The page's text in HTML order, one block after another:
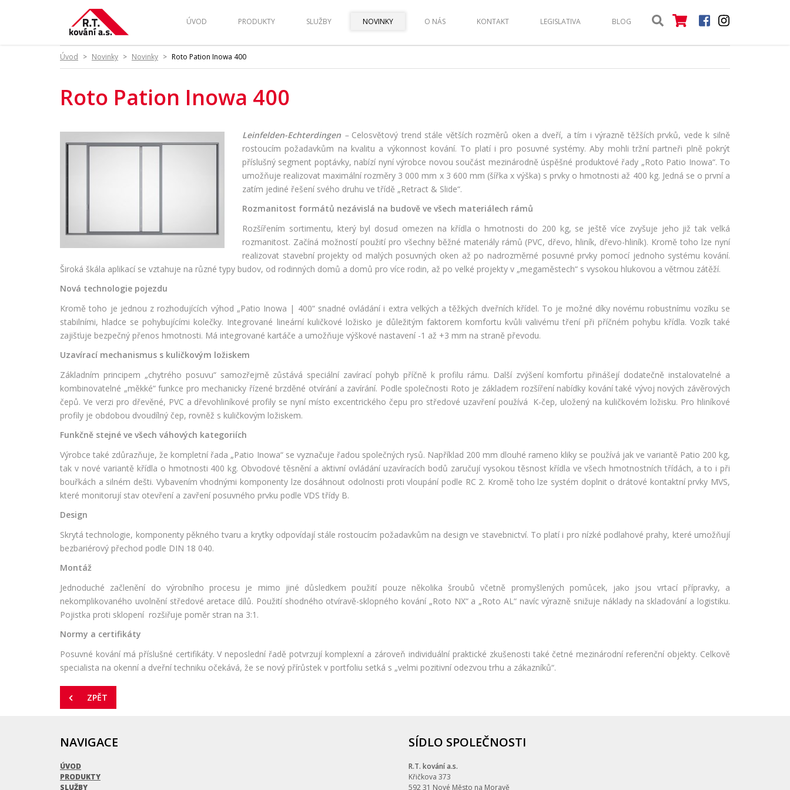
ÚVOD PRODUKTY SLUŽBY NOVINKY O NÁS KONTAKT LEGISLATIVA BLOG
Úvod > Novinky > Novinky > Roto Pation Inowa 400
Roto Pation Inowa 400
Leinfelden-Echterdingen –Celosvětový trend stále větších rozměrů oken a dveří, a tím i výrazně těžších prvků, vede k silně
rostoucím požadavkům na kvalitu a výkonnost kování. To platí i pro posuvné systémy. Aby mohli tržní partneři plně pokrýt
příslušný segment poptávky, nabízí nyní výrobce novou součást mezinárodně úspěšné produktové řady „Roto Patio Inowa“. To
umožňuje realizovat maximální rozměry 3 000 mm x 3 600 mm (šířka x výška) s prvky o hmotnosti až 400 kg. Jedná se o první a
zatím jediné řešení svého druhu ve třídě „Retract & Slide“.
Rozmanitost formátů nezávislá na budově ve všech materiálech rámů
Rozšířením sortimentu, který byl dosud omezen na křídla o hmotnosti do 200 kg, se ještě více zvyšuje jeho již tak velká
rozmanitost. Začíná možností použití pro všechny běžné materiály rámů (PVC, dřevo, hliník, dřevo-hliník). Kromě toho lze nyní
realizovat stavební projekty od malých posuvných oken až po nadrozměrné posuvné prvky pomocí jednoho systému kování.
Široká škála aplikací se vztahuje na různé typy budov, od rodinných domů a domů pro více rodin, až po velké projekty v „megaměstech“ s vysokou hlukovou a větrnou zátěží.
Nová technologie pojezdu
Kromě toho je jednou z rozhodujících výhod „Patio Inowa | 400“ snadné ovládání i extra velkých a těžkých dveřních křídel. To je možné díky novému robustnímu vozíku se
stabilními, hladce se pohybujícími kolečky. Integrované lineární kuličkové ložisko je důležitým faktorem komfortu kvůli valivému tření při příčném pohybu křídla. Vozík také
zajišťuje bezpečný přenos hmotnosti. Má integrované kartáče a umožňuje výškové nastavení -1 až +3 mm na straně převodu.
Uzavírací mechanismus s kuličkovým ložiskem
Základním principem „chytrého posuvu“ samozřejmě zůstává speciální zavírací pohyb příčně k profilu rámu. Další zvýšení komfortu přinášejí dodatečně instalovatelné a
kombinovatelné „měkké“ funkce pro mechanicky řízené brzděné otvírání a zavírání. Podle společnosti Roto je základem rozšíření nabídky kování také vývoj nových závěrových
čepů. Ve verzi pro dřevěné, PVC a dřevohliníkové profily se nyní místo excentrického čepu pro středové uzavření používá K-čep, uložený na kuličkovém ložisku. Pro hliníkové
profily je obdobou dvoudílný čep, rovněž s kuličkovým ložiskem.
Funkčně stejné ve všech váhových kategoriích
Výrobce také zdůrazňuje, že kompletní řada „Patio Inowa“ se vyznačuje řadou společných rysů. Například 200 mm dlouhé rameno kliky se používá jak ve variantě Patio 200 kg,
tak v nové variantě křídla o hmotnosti 400 kg. Obvodové těsnění a aktivní ovládání uzavíracích bodů zaručují vysokou těsnost křídla ve všech hmotnostních třídách, a to i při
bouřkách a silném dešti. Vybavením vhodnými komponenty lze dosáhnout odolnosti proti vloupání podle RC 2. Kromě toho lze systém doplnit o drátové kontaktní prvky MVS,
které monitorují stav otevření a zavření posuvného prvku podle VDS třídy B.
Design
Skrytá technologie, komponenty pěkného tvaru a krytky odpovídají stále rostoucím požadavkům na design ve stavebnictví. To platí i pro nízké podlahové prahy, které umožňují
bezbariérový přechod podle DIN 18 040.
Montáž
Jednoduché začlenění do výrobního procesu je mimo jiné důsledkem použití pouze několika šroubů včetně promyšlených pomůcek, jako jsou vrtací přípravky, a
nekomplikovaného uvolnění středové aretace dílů. Použití shodného otvíravě-sklopného kování „Roto NX“ a „Roto AL“ navíc výrazně snižuje náklady na skladování a logistiku.
Pojistka proti sklopení rozšiřuje poměr stran na 3:1.
Normy a certifikáty
Posuvné kování má příslušné certifikáty. V neposlední řadě potvrzují komplexní a zároveň individuální praktické zkušenosti také četné mezinárodní referenční objekty. Celkově
specialista na okenní a dveřní techniku očekává, že se nový přírůstek v portfoliu setká s „velmi pozitivní odezvou trhu a zákazníků“.
ZPĚT
NAVIGACE
ÚVOD
PRODUKTY
SLUŽBY
SÍDLO SPOLEČNOSTI
R.T. kování a.s.
Křičkova 373
592 31 Nové Město na Moravě